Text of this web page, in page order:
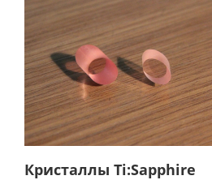
Кристаллы Ti:Sapphire